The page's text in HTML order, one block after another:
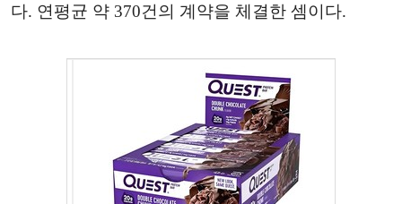
다. 연평균 약 370건의 계약을 체결한 셈이다.